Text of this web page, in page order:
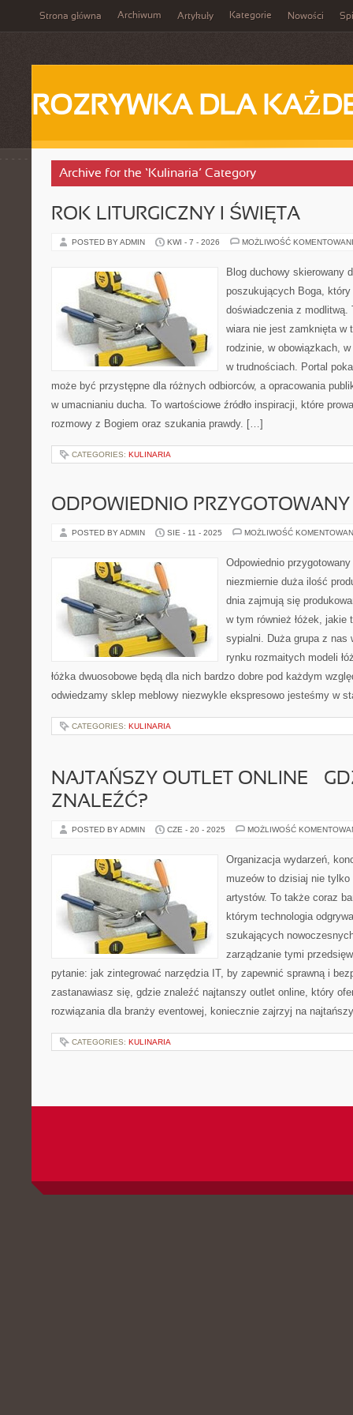
Strona główna Archiwum Artykuły Kategorie Nowości
ROZRYWKA DLA
Archive for the ‘Kulinaria’ Category
ROK LITURGICZNY I ŚWIĘTA
POSTED BY ADMIN KWI - 7 - 2026 MOŻLIWOŚĆ
Blog duchowy skierowany
poszukujących Boga,
doświadczenia z modlitwą.
wiara nie jest zamknięta w
rodzinie, w obowiązkach,
w trudnościach. Portal
może być przystępne dla różnych odbiorców, a opracowania
w umacnianiu ducha. To wartościowe źródło inspiracji, które
rozmowy z Bogiem oraz szukania prawdy. […]
CATEGORIES: KULINARIA
ODPOWIEDNIO
POSTED BY ADMIN SIE - 11 - 2025 MOŻLIWOŚĆ
Odpowiednio
niezmiernie duża ilość
dnia zajmują się
w tym również łóżek, jakie
sypialni. Duża grupa z nas
rynku rozmaitych modeli
łóżka dwuosobowe będą dla nich bardzo dobre pod każdym
odwiedzamy sklep meblowy niezwykle ekspresowo jesteśmy w
CATEGORIES: KULINARIA
NAJTAŃSZY OUTLET ONLINE –
ZNALEŹĆ?
POSTED BY ADMIN CZE - 20 - 2025 MOŻLIWOŚĆ
Organizacja wydarzeń,
muzeów to dzisiaj nie
artystów. To także coraz
którym technologia
szukających
zarządzanie tymi
pytanie: jak zintegrować narzędzia IT, by zapewnić sprawną i
zastanawiasz się, gdzie znaleźć najtanszy outlet online, który
rozwiązania dla branży eventowej, koniecznie zajrzyj na
CATEGORIES: KULINARIA